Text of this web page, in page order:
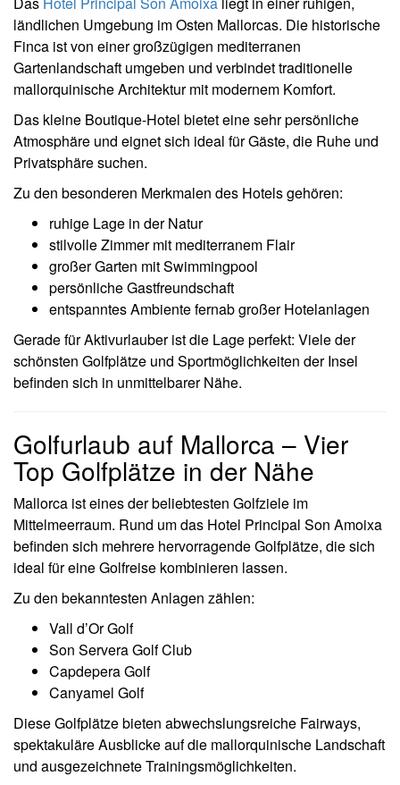
ländlichen Umgebung im Osten Mallorcas. Die historische
Finca ist von einer großzügigen mediterranen
Gartenlandschaft umgeben und verbindet traditionelle
mallorquinische Architektur mit modernem Komfort.
Das kleine Boutique-Hotel bietet eine sehr persönliche
Atmosphäre und eignet sich ideal für Gäste, die Ruhe und
Privatsphäre suchen.
Zu den besonderen Merkmalen des Hotels gehören:
ruhige Lage in der Natur
stilvolle Zimmer mit mediterranem Flair
großer Garten mit Swimmingpool
persönliche Gastfreundschaft
entspanntes Ambiente fernab großer Hotelanlagen
Gerade für Aktivurlauber ist die Lage perfekt: Viele der
schönsten Golfplätze und Sportmöglichkeiten der Insel
befinden sich in unmittelbarer Nähe.
Golfurlaub auf Mallorca – Vier
Top Golfplätze in der Nähe
Mallorca ist eines der beliebtesten Golfziele im
Mittelmeerraum. Rund um das Hotel Principal Son Amoixa
befinden sich mehrere hervorragende Golfplätze, die sich
ideal für eine Golfreise kombinieren lassen.
Zu den bekanntesten Anlagen zählen:
Vall d’Or Golf
Son Servera Golf Club
Capdepera Golf
Canyamel Golf
Diese Golfplätze bieten abwechslungsreiche Fairways,
spektakuläre Ausblicke auf die mallorquinische Landschaft
und ausgezeichnete Trainingsmöglichkeiten.